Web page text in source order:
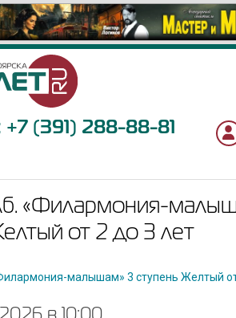
+7 (391) 288-88-81
«Филармония-
от 2 до 3 лет